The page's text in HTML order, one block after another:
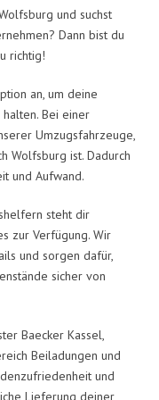
und suchst
Dann bist du
richtig!
an, um deine
Bei einer
Umzugsfahrzeuge,
Wolfsburg ist. Dadurch
und Aufwand.
steht dir
zur Verfügung. Wir
und sorgen dafür,
sicher von
Baecker Kassel,
Beiladungen und
und
Lieferung deiner